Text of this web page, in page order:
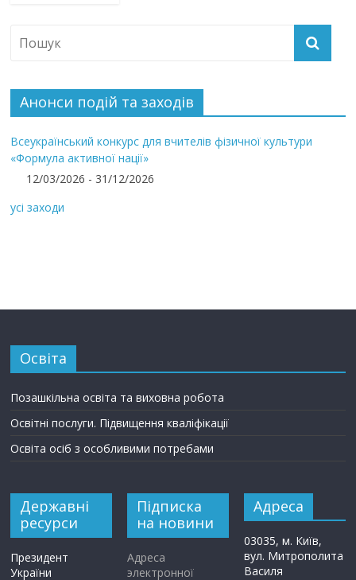
Анонси подій та заходів
Всеукраїнський конкурс для вчителів фізичної культури
«Формула активної нації»
12/03/2026 - 31/12/2026
усі заходи
Освіта
Позашкільна освіта та виховна робота
Освітні послуги. Підвищення кваліфікації
Освіта осіб з особливими потребами
Державні
ресурси
Президент
України
Підписка
на новини
Адреса
электронної
Адреса
03035, м. Київ,
вул. Митрополита
Василя